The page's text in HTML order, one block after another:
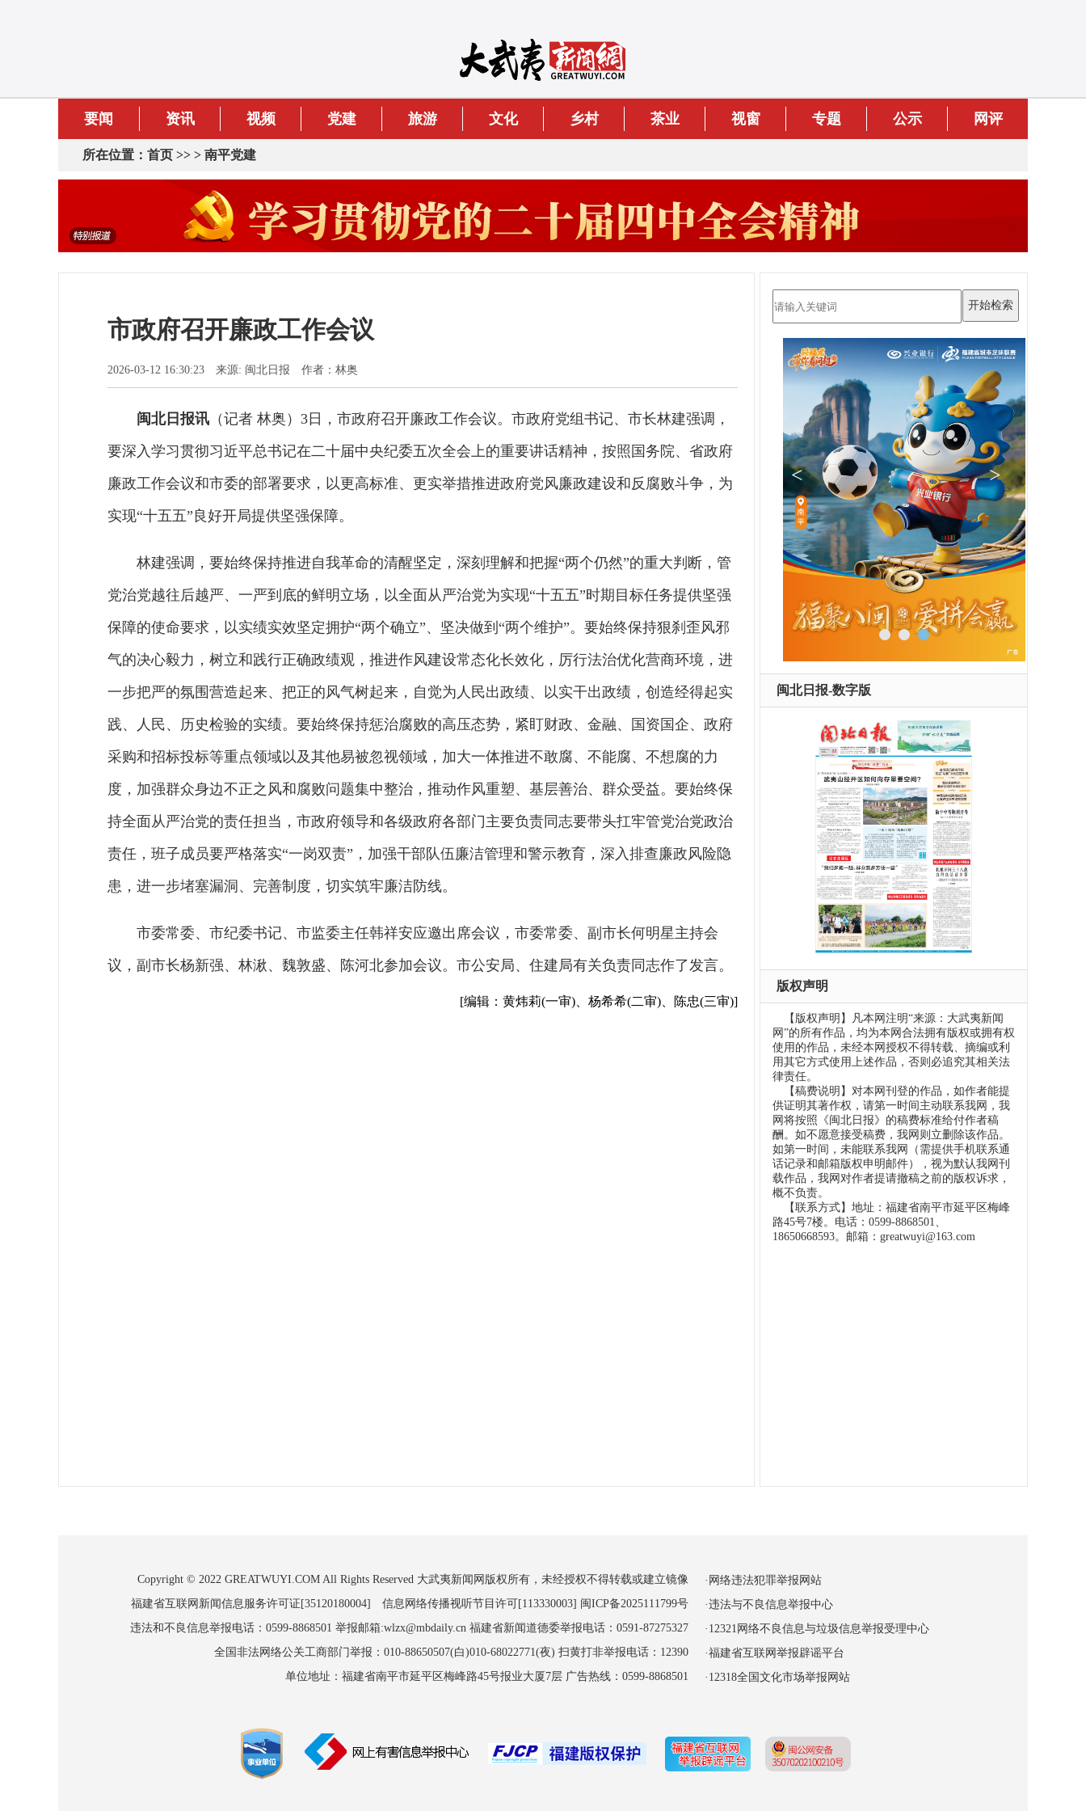
要闻 资讯 视频 党建 旅游 文化 乡村 茶业 视窗 专题 公示 网评
所在位置： 首页 >> > 南平党建
市政府召开廉政工作会议
2026-03-12 16:30:23 来源: 闽北日报 作者：林奥
闽北日报讯 （记者 林奥）3日，市政府召开廉政工作会议。市政府党组书记、市长林建强调，
要深入学习贯彻习近平总书记在二十届中央纪委五次全会上的重要讲话精神，按照国务院、省政府
廉政工作会议和市委的部署要求，以更高标准、更实举措推进政府党风廉政建设和反腐败斗争，为
实现“十五五”良好开局提供坚强保障。
林建强调，要始终保持推进自我革命的清醒坚定，深刻理解和把握“两个仍然”的重大判断，管
党治党越往后越严、一严到底的鲜明立场，以全面从严治党为实现“十五五”时期目标任务提供坚强
保障的使命要求，以实绩实效坚定拥护“两个确立”、坚决做到“两个维护”。要始终保持狠刹歪风邪
气的决心毅力，树立和践行正确政绩观，推进作风建设常态化长效化，厉行法治优化营商环境，进
一步把严的氛围营造起来、把正的风气树起来，自觉为人民出政绩、以实干出政绩，创造经得起实
践、人民、历史检验的实绩。要始终保持惩治腐败的高压态势，紧盯财政、金融、国资国企、政府
采购和招标投标等重点领域以及其他易被忽视领域，加大一体推进不敢腐、不能腐、不想腐的力
度，加强群众身边不正之风和腐败问题集中整治，推动作风重塑、基层善治、群众受益。要始终保
持全面从严治党的责任担当，市政府领导和各级政府各部门主要负责同志要带头扛牢管党治党政治
责任，班子成员要严格落实“一岗双责”，加强干部队伍廉洁管理和警示教育，深入排查廉政风险隐
患，进一步堵塞漏洞、完善制度，切实筑牢廉洁防线。
市委常委、市纪委书记、市监委主任韩祥安应邀出席会议，市委常委、副市长何明星主持会
议，副市长杨新强、林湫、魏敦盛、陈河北参加会议。市公安局、住建局有关负责同志作了发言。
[编辑：黄炜莉(一审)、杨希希(二审)、陈忠(三审)]
闽北日报-数字版
版权声明
【版权声明】凡本网注明“来源：大武夷新闻
网”的所有作品，均为本网合法拥有版权或拥有权
使用的作品，未经本网授权不得转载、摘编或利
用其它方式使用上述作品，否则必追究其相关法
律责任。
【稿费说明】对本网刊登的作品，如作者能提
供证明其著作权，请第一时间主动联系我网，我
网将按照《闽北日报》的稿费标准给付作者稿
酬。如不愿意接受稿费，我网则立删除该作品。
如第一时间，未能联系我网（需提供手机联系通
话记录和邮箱版权申明邮件），视为默认我网刊
载作品，我网对作者提请撤稿之前的版权诉求，
概不负责。
【联系方式】地址：福建省南平市延平区梅峰
路45号7楼。电话：0599-8868501、
18650668593。邮箱：greatwuyi@163.com
Copyright © 2022 GREATWUYI.COM All Rights Reserved 大武夷新闻网版权所有，未经授权不得转载或建立镜像
福建省互联网新闻信息服务许可证[35120180004] 信息网络传播视听节目许可[113330003] 闽ICP备2025111799号
违法和不良信息举报电话：0599-8868501 举报邮箱:wlzx@mbdaily.cn 福建省新闻道德委举报电话：0591-87275327
全国非法网络公关工商部门举报：010-88650507(白)010-68022771(夜) 扫黄打非举报电话：12390
单位地址：福建省南平市延平区梅峰路45号报业大厦7层 广告热线：0599-8868501
·网络违法犯罪举报网站
·违法与不良信息举报中心
·12321网络不良信息与垃圾信息举报受理中心
·福建省互联网举报辟谣平台
·12318全国文化市场举报网站